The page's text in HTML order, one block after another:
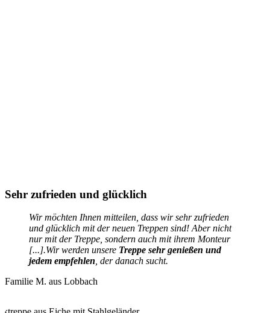
Sehr zufrieden und glücklich
Wir möchten Ihnen mitteilen, dass wir sehr zufrieden
und glücklich mit der neuen Treppen sind! Aber nicht
nur mit der Treppe, sondern auch mit ihrem Monteur
[...].Wir werden unsere Treppe sehr genießen und
jedem empfehlen , der danach sucht.
Familie M. aus Lobbach